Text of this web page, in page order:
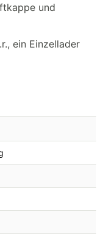
und
ein Einzellader